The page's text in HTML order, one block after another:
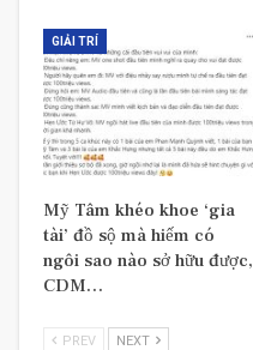
GIẢI TRÍ
Mỹ Tâm khéo khoe ‘gia
tài’ đồ sộ mà hiếm có
ngôi sao nào sở hữu được,
CDM…
PREV NEXT